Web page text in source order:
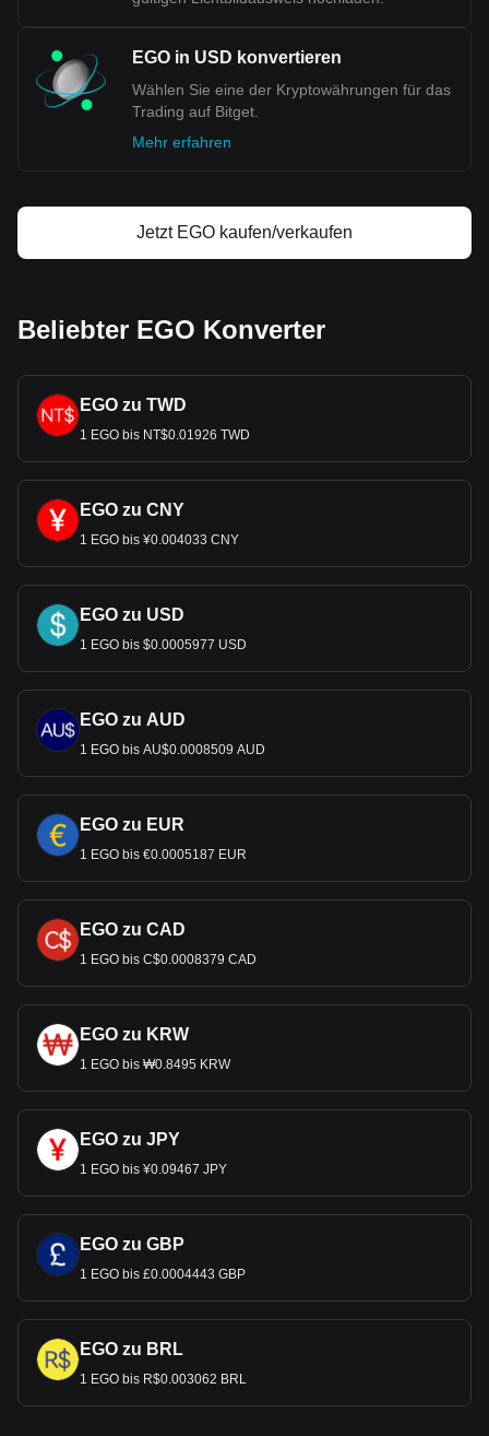
EGO in USD konvertieren
Wählen Sie eine der Kryptowährungen für das
Trading auf Bitget.
Mehr erfahren
Jetzt EGO kaufen/verkaufen
Beliebter EGO Konverter
EGO zu TWD
1 EGO bis NT$0.01926 TWD
EGO zu CNY
1 EGO bis ¥0.004033 CNY
EGO zu USD
1 EGO bis $0.0005977 USD
EGO zu AUD
1 EGO bis AU$0.0008509 AUD
EGO zu EUR
1 EGO bis €0.0005187 EUR
EGO zu CAD
1 EGO bis C$0.0008379 CAD
EGO zu KRW
1 EGO bis ₩0.8495 KRW
EGO zu JPY
1 EGO bis ¥0.09467 JPY
EGO zu GBP
1 EGO bis £0.0004443 GBP
EGO zu BRL
1 EGO bis R$0.003062 BRL